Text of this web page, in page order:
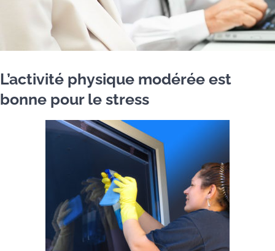
L’activité physique modérée est
bonne pour le stress